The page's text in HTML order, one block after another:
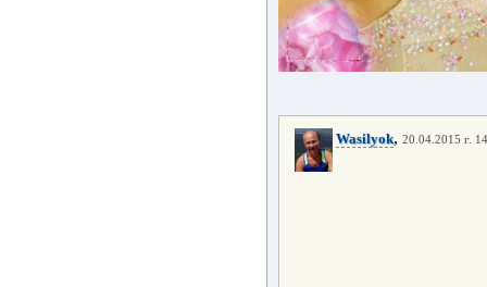
Wasilyok, 20.04.2015 г.